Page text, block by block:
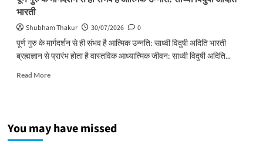
भारती
Shubham Thakur 30/07/2026
0
पूर्ण गुरु के मार्गदर्शन से ही संभव है आत्मिक उन्नति: साध्वी विदुषी अदिति भारती
ब्रह्मज्ञान से प्रारंभ होता है वास्तविक आध्यात्मिक जीवन: साध्वी विदुषी अदिति...
Read MoreRead
के
You may have missed